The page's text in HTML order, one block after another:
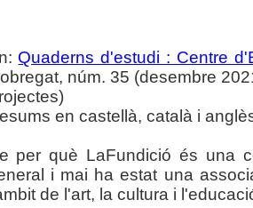
Quaderns d'estudi : Centre
núm. 35 (desembre
en castellà, català i
per què LaFundició és una
i mai ha estat una
de l'art, la cultura i